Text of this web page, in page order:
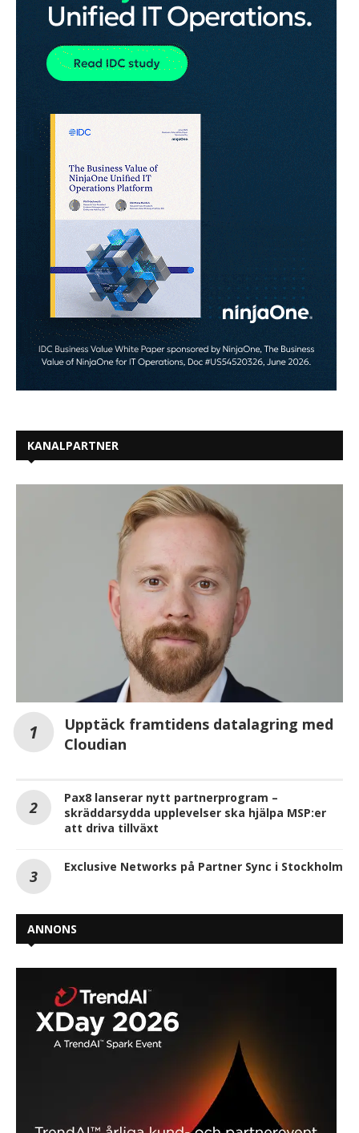
KANALPARTNER
Upptäck framtidens datalagring med
Cloudian
Pax8 lanserar nytt partnerprogram –
skräddarsydda upplevelser ska hjälpa MSP:er
att driva tillväxt
Exclusive Networks på Partner Sync i Stockholm
ANNONS